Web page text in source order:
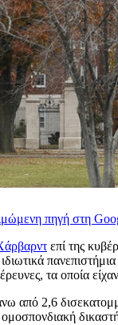
πηγή στη
επί της
τα οποία
από 2,6